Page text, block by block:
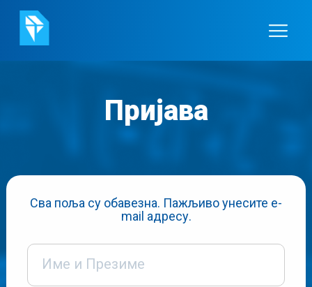
Пријава
Сва поља су обавезна. Пажљиво унесите e-
mail адресу.